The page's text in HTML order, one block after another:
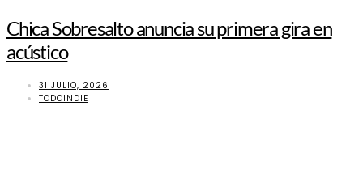
Chica Sobresalto anuncia su primera gira en
acústico
31 JULIO, 2026
TODOINDIE